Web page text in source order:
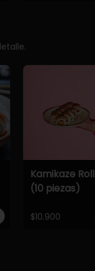
Kamikaze Roll
(10 piezas)
$10.900